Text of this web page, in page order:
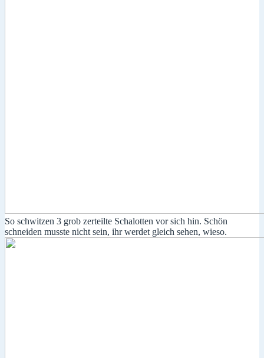
So schwitzen 3 grob zerteilte Schalotten vor sich hin. Schön
schneiden musste nicht sein, ihr werdet gleich sehen, wieso.